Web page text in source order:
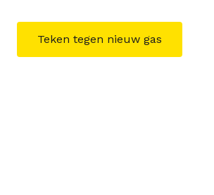
Teken tegen nieuw gas